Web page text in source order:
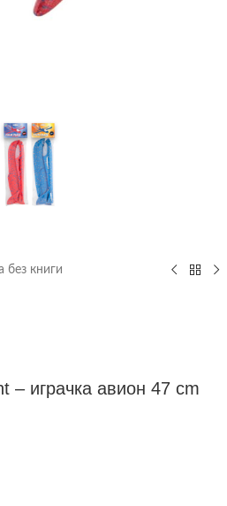
без книги
– играчка авион 47 cm